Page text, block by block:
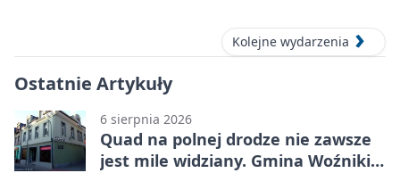
Kolejne wydarzenia
Ostatnie Artykuły
6 sierpnia 2026
Quad na polnej drodze nie zawsze
jest mile widziany. Gmina Woźniki